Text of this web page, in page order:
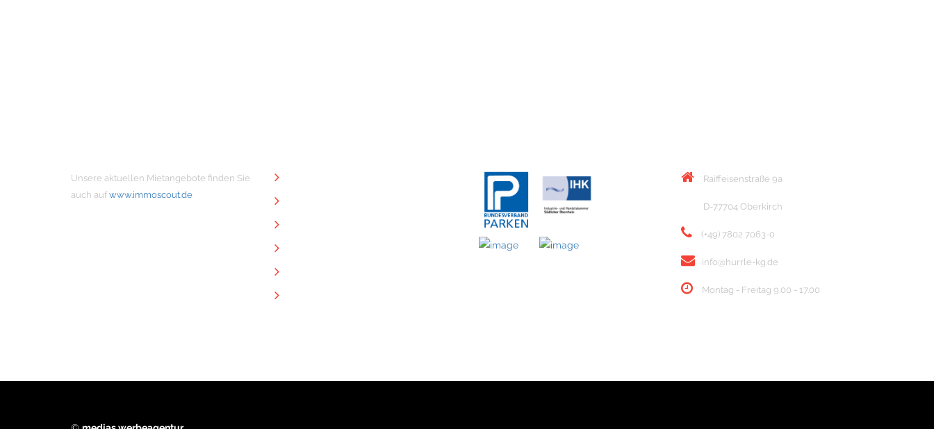
Unsere aktuellen Mietangebote finden Sie
auch auf www.immoscout.de
Raiffeisenstraße 9a
D-77704 Oberkirch
(+49) 7802 7063-0
info@hurrle-kg.de
Montag - Freitag 9.00 - 17.00